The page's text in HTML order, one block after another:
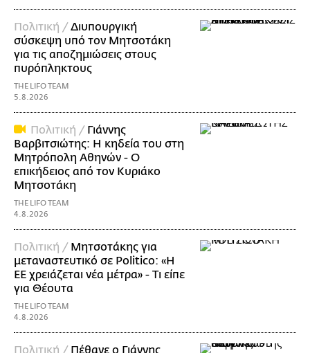
Πολιτική /Διυπουργική
σύσκεψη υπό τον Μητσοτάκη
για τις αποζημιώσεις στους
πυρόπληκτους
THE LIFO TEAM
5.8.2026
Πολιτική / Γιάννης
Βαρβιτσιώτης: Η κηδεία του στη
Μητρόπολη Αθηνών - Ο
επικήδειος από τον Κυριάκο
Μητσοτάκη
THE LIFO TEAM
4.8.2026
Πολιτική / Μητσοτάκης για
μεταναστευτικό σε Politico: «Η
ΕΕ χρειάζεται νέα μέτρα» - Τι είπε
για Θέουτα
THE LIFO TEAM
4.8.2026
Πολιτική / Πέθανε ο Γιάννης